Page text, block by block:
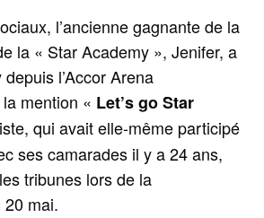
l’ancienne gagnante de la
la « Star Academy », Jenifer, a
l’Accor Arena
mention « Let’s go Star
qui avait elle-même participé
ses camarades il y a 24 ans,
tribunes lors de la
mai.